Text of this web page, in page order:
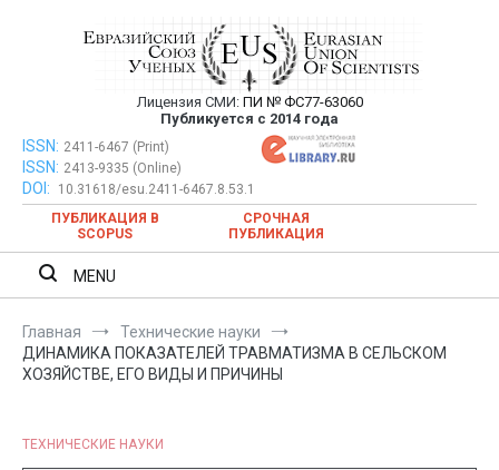
Евразийский Союз Ученых —
публикация научных статей в
ежемесячном научном журнале
Лицензия СМИ: ПИ № ФС77-63060
Публикуется с 2014 года
Евразийский Союз Ученых — публикация научных статей в
ежемесячном научном журнале
ISSN: 2411-6467 (Print)
ISSN: 2413-9335 (Online)
DOI:
10.31618/esu.2411-6467.8.53.1
ПУБЛИКАЦИЯ В
SCOPUS
СРОЧНАЯ
ПУБЛИКАЦИЯ
MENU
Главная
Технические науки
ДИНАМИКА ПОКАЗАТЕЛЕЙ ТРАВМАТИЗМА В СЕЛЬСКОМ
ХОЗЯЙСТВЕ, ЕГО ВИДЫ И ПРИЧИНЫ
ТЕХНИЧЕСКИЕ НАУКИ